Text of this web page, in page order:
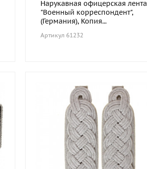
Нарукавная офицерская лента
"Военный корреспондент",
(Германия), Копия...
Артикул 61232